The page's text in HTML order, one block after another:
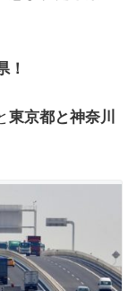
！
東京都と神奈川